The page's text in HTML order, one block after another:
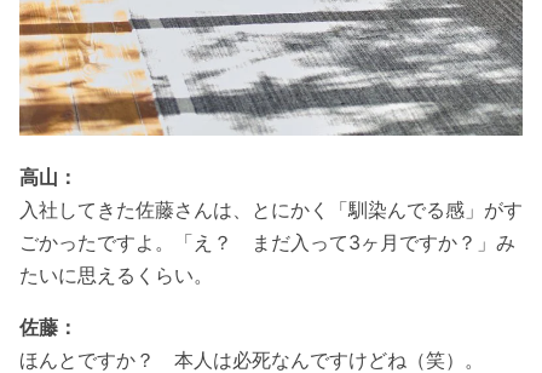
高山：
入社してきた佐藤さんは、とにかく「馴染んでる感」がす
ごかったですよ。「え？ まだ入って3ヶ月ですか？」み
たいに思えるくらい。
佐藤：
ほんとですか？ 本人は必死なんですけどね（笑）。